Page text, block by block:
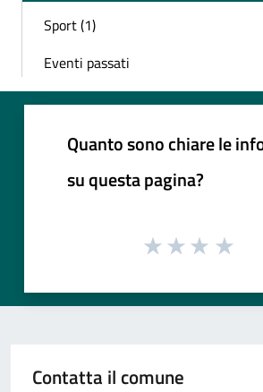
Sport (1)
Eventi passati
Quanto sono chiare le
su questa pagina?
Contatta il comune